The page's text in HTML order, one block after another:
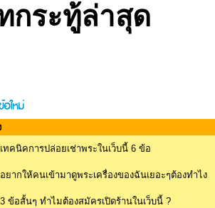
กระทู้ล่าสุด
เทคนิคการปล่อยเช่าพระในเว็บนี้ 6 ข้อ
อยากให้คนเข้ามาดูพระเครื่องของฉันเยอะๆต้องทำไง
3 ข้อสั้นๆ ทำไมต้องสมัครเปิดร้านในเว็บนี้ ?